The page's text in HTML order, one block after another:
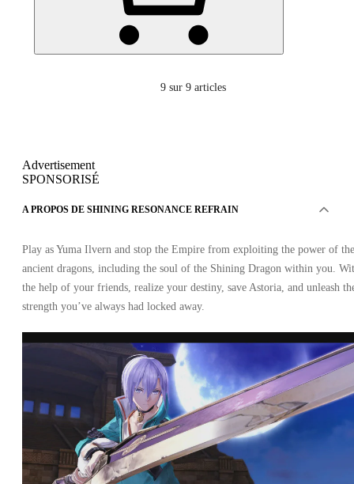
9 sur 9 articles
Advertisement
SPONSORISÉ
A PROPOS DE SHINING RESONANCE REFRAIN
Play as Yuma Ilvern and stop the Empire from exploiting the power of the
ancient dragons, including the soul of the Shining Dragon within you.
the help of your friends, realize your destiny, save Astoria, and unleash
strength you’ve always had locked away.